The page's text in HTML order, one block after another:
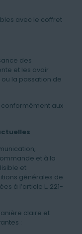
avec le coffret
des
et les avoir
la passation de
aux
et à la
et
générales de
à l’article L. 221-
claire et
: